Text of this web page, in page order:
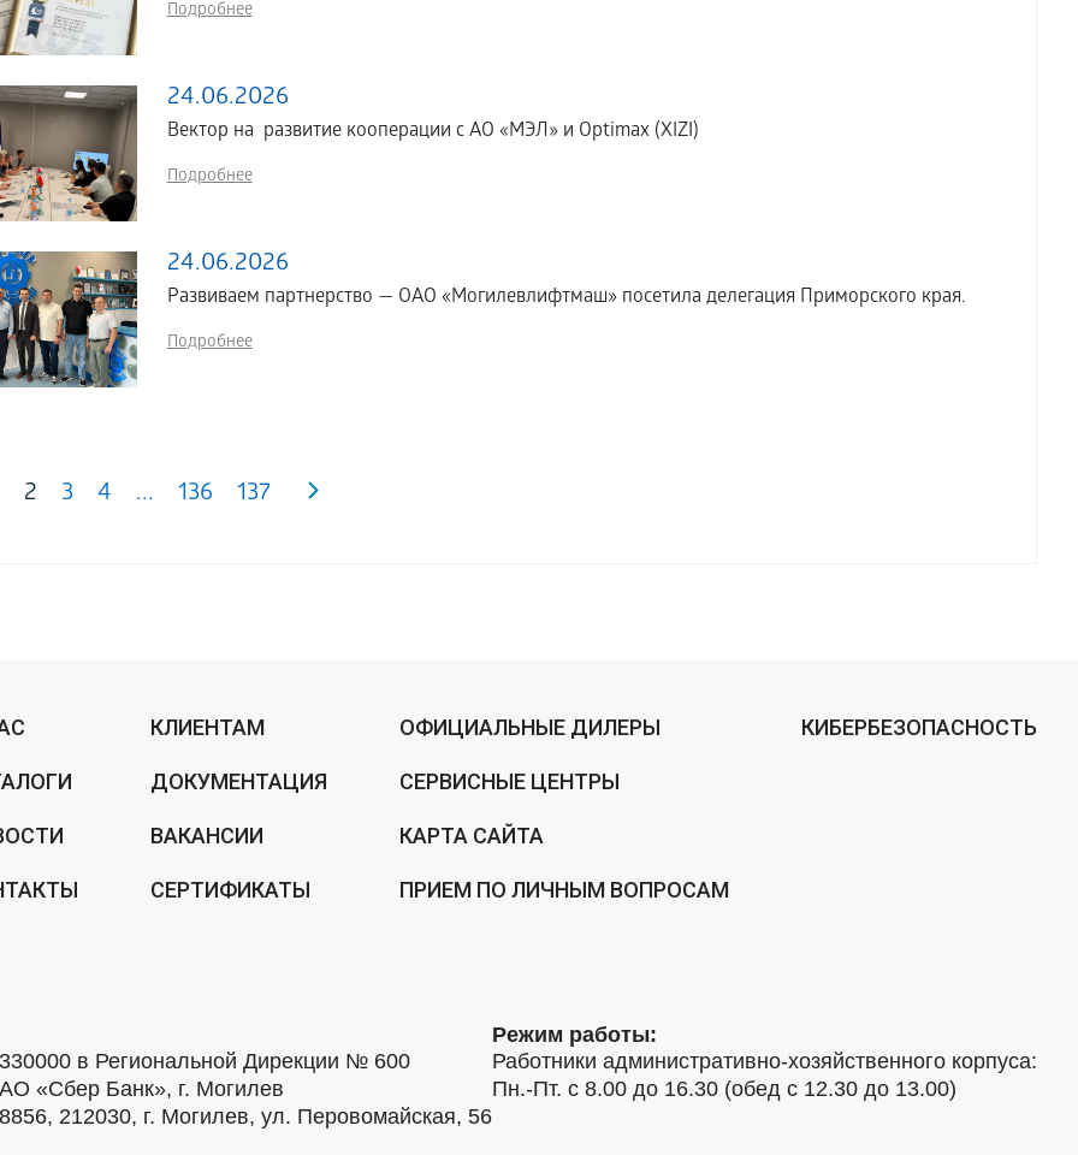
Подробнее
24.06.2026
Вектор на развитие кооперации с АО «МЭЛ» и Optimax (XIZI)
Подробнее
24.06.2026
Развиваем партнерство — ОАО «Могилевлифтмаш» посетила делегация Приморского края.
Подробнее
2 3 4 ... 136 137
КЛИЕНТАМ
ДОКУМЕНТАЦИЯ
ВАКАНСИИ
СЕРТИФИКАТЫ
ОФИЦИАЛЬНЫЕ ДИЛЕРЫ
СЕРВИСНЫЕ ЦЕНТРЫ
КАРТА САЙТА
ПРИЕМ ПО ЛИЧНЫМ ВОПРОСАМ
КИБЕРБЕЗОПАСНОСТЬ
в Региональной Дирекции № 600
«Сбер Банк», г. Могилев
212030, г. Могилев, ул. Перовомайская, 56
Режим работы:
Работники административно-хозяйственного корпуса:
Пн.-Пт. с 8.00 до 16.30 (обед с 12.30 до 13.00)